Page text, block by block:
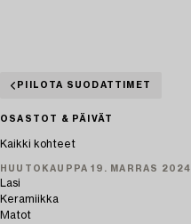
PIILOTA SUODATTIMET
OSASTOT & PÄIVÄT
Kaikki kohteet
HUUTOKAUPPA 19. MARRAS 2024
Lasi
Keramiikka
Matot